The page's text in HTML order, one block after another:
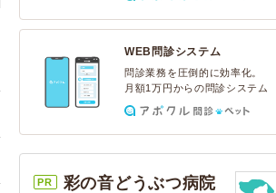
WEB問診システム
問診業務を圧倒的に効率化。
月額1万円からの問診システム
PR 彩の音どうぶつ病院